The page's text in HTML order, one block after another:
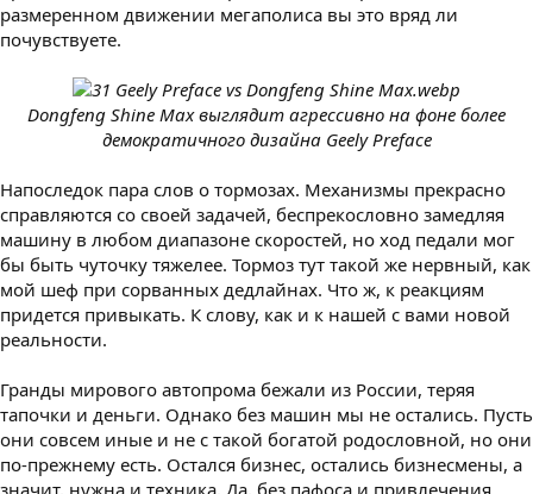
размеренном движении мегаполиса вы это вряд ли
почувствуете.
Dongfeng Shine Max выглядит агрессивно на фоне более
демократичного дизайна Geely Preface
Напоследок пара слов о тормозах. Механизмы прекрасно
справляются со своей задачей, беспрекословно замедляя
машину в любом диапазоне скоростей, но ход педали мог
бы быть чуточку тяжелее. Тормоз тут такой же нервный, как
мой шеф при сорванных дедлайнах. Что ж, к реакциям
придется привыкать. К слову, как и к нашей с вами новой
реальности.
Гранды мирового автопрома бежали из России, теряя
тапочки и деньги. Однако без машин мы не остались. Пусть
они совсем иные и не с такой богатой родословной, но они
по-прежнему есть. Остался бизнес, остались бизнесмены, а
значит, нужна и техника. Да, без пафоса и привлечения